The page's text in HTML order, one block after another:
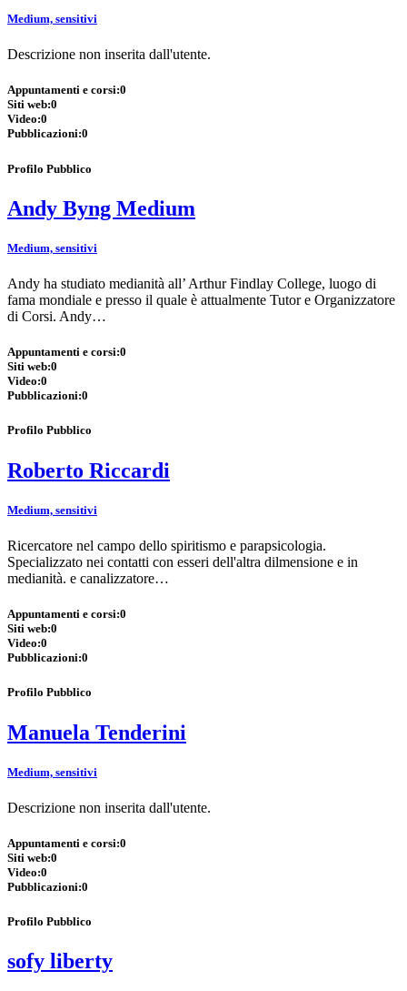
Medium, sensitivi
Descrizione non inserita dall'utente.
Appuntamenti e corsi:0
Siti web:0
Video:0
Pubblicazioni:0
Profilo Pubblico
Andy Byng Medium
Medium, sensitivi
Andy ha studiato medianità all’ Arthur Findlay College, luogo di
fama mondiale e presso il quale è attualmente Tutor e Organizzatore
di Corsi. Andy…
Appuntamenti e corsi:0
Siti web:0
Video:0
Pubblicazioni:0
Profilo Pubblico
Roberto Riccardi
Medium, sensitivi
Ricercatore nel campo dello spiritismo e parapsicologia.
Specializzato nei contatti con esseri dell'altra dilmensione e in
medianità. e canalizzatore…
Appuntamenti e corsi:0
Siti web:0
Video:0
Pubblicazioni:0
Profilo Pubblico
Manuela Tenderini
Medium, sensitivi
Descrizione non inserita dall'utente.
Appuntamenti e corsi:0
Siti web:0
Video:0
Pubblicazioni:0
Profilo Pubblico
sofy liberty